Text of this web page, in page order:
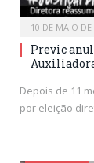
10 DE MAIO DE
Previc
Depois de 11
por eleição